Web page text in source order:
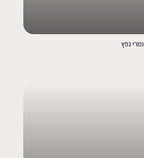
נפץ